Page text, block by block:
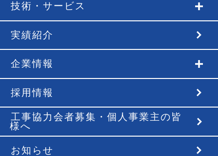
技術・サービス
実績紹介
企業情報
採用情報
工事協力会者募集・個人事業主の皆
様へ
お知らせ